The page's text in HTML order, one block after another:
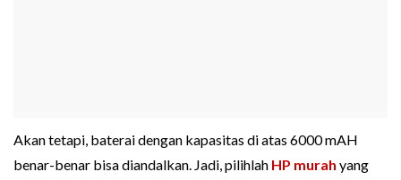
Akan tetapi, baterai dengan kapasitas di atas 6000 mAH
benar-benar bisa diandalkan. Jadi, pilihlah HP murah yang